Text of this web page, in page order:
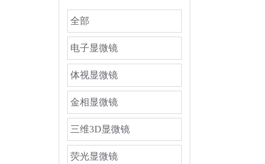
全部
电子显微镜
体视显微镜
金相显微镜
三维3D显微镜
荧光显微镜